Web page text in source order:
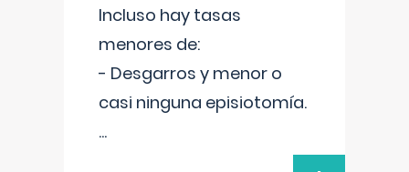
Incluso hay tasas
menores de:
- Desgarros y menor o
casi ninguna episiotomía.
...